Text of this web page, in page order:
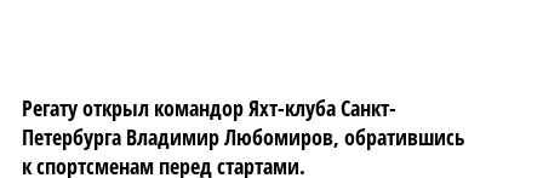
Регату открыл командор Яхт-клуба Санкт-
Петербурга Владимир Любомиров, обратившись
к спортсменам перед стартами.